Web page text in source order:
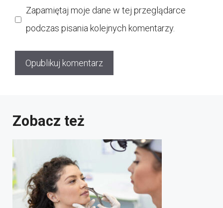
Zapamiętaj moje dane w tej przeglądarce
podczas pisania kolejnych komentarzy.
Zobacz też